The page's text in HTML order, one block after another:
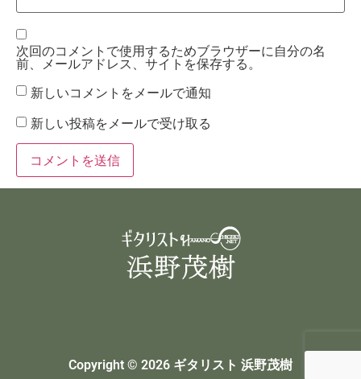
次回のコメントで使用するためブラウザーに自分の名
前、メールアドレス、サイトを保存する。
新しいコメントをメールで通知
新しい投稿をメールで受け取る
Copyright © 2026 ギタリスト 浜野茂樹